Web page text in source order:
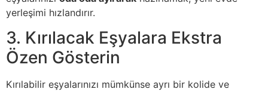
yerleşimi hızlandırır.
3. Kırılacak Eşyalara Ekstra
Özen Gösterin
Kırılabilir eşyalarınızı mümkünse ayrı bir kolide ve